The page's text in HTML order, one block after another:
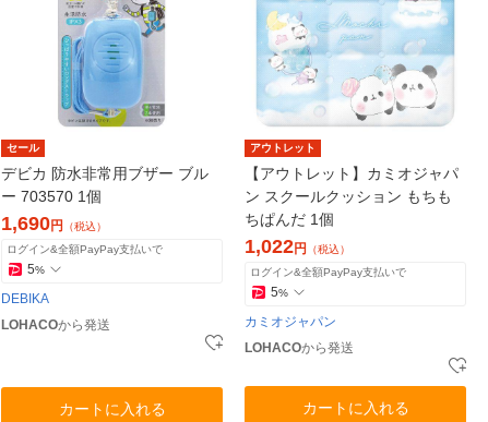
セール
デビカ 防水非常用ブザー ブル
ー 703570 1個
1,690円
（税込）
ログイン&全額PayPay支払いで
5%
DEBIKA
LOHACOから発送
カートに入れる
アウトレット
【アウトレット】カミオジャパ
ン スクールクッション もちも
ちぱんだ 1個
1,022円
（税込）
ログイン&全額PayPay支払いで
5%
カミオジャパン
LOHACOから発送
カートに入れる